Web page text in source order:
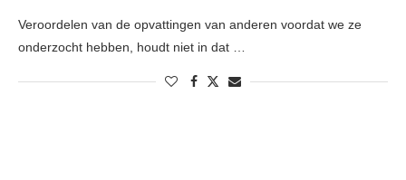
Veroordelen van de opvattingen van anderen voordat we ze
onderzocht hebben, houdt niet in dat …